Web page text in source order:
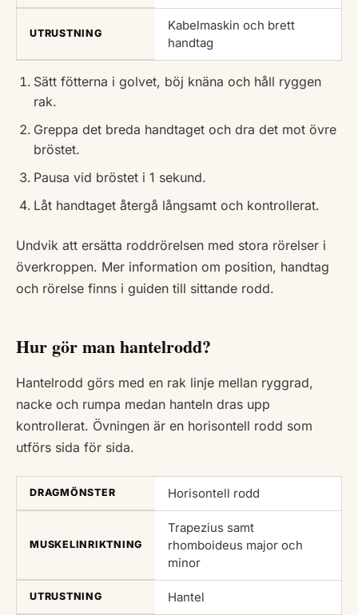
UTRUSTNING
Kabelmaskin och brett
handtag
Sätt fötterna i golvet, böj knäna och håll ryggen
rak.
Greppa det breda handtaget och dra det mot övre
bröstet.
Pausa vid bröstet i 1 sekund.
Låt handtaget återgå långsamt och kontrollerat.
Undvik att ersätta roddrörelsen med stora rörelser i
överkroppen. Mer information om position, handtag
och rörelse finns i guiden till sittande rodd.
Hur gör man hantelrodd?
Hantelrodd görs med en rak linje mellan ryggrad,
nacke och rumpa medan hanteln dras upp
kontrollerat. Övningen är en horisontell rodd som
utförs sida för sida.
DRAGMÖNSTER Horisontell rodd
MUSKELINRIKTNING
Trapezius samt
rhomboideus major och
minor
UTRUSTNING Hantel